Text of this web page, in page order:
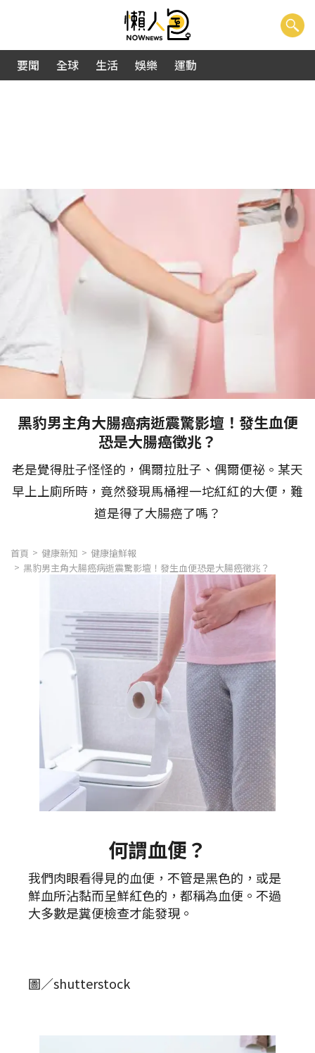
要聞 全球 生活 娛樂 運動
黑豹男主角大腸癌病逝震驚影壇！發生血便
恐是大腸癌徵兆？
老是覺得肚子怪怪的，偶爾拉肚子、偶爾便祕。某天
早上上廁所時，竟然發現馬桶裡一坨紅紅的大便，難
道是得了大腸癌了嗎？
首頁 健康新知
健康搶鮮報
黑豹男主角大腸癌病逝震驚影壇！發生血便恐是大腸癌徵兆？
何謂血便？
我們肉眼看得見的血便，不管是黑色的，或是
鮮血所沾黏而呈鮮紅色的，都稱為血便。不過
大多數是糞便檢查才能發現。
圖／shutterstock